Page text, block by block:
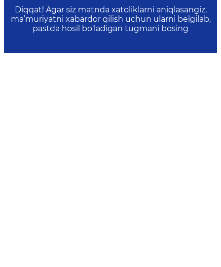
Diqqat! Agar siz matnda xatoliklarni aniqlasangiz,
ma’muriyatni xabardor qilish uchun ularni belgilab,
pastda hosil bo‘ladigan tugmani bosing